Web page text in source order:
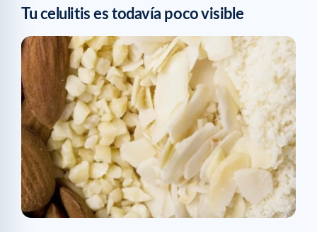
Tu celulitis es todavía poco visible